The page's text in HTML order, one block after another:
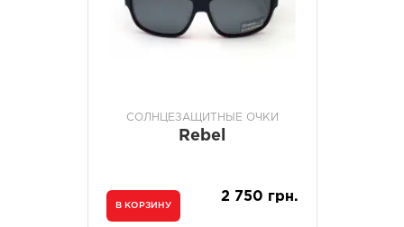
СОЛНЦЕЗАЩИТНЫЕ ОЧКИ
Rebel
В КОРЗИНУ
2 750 грн.